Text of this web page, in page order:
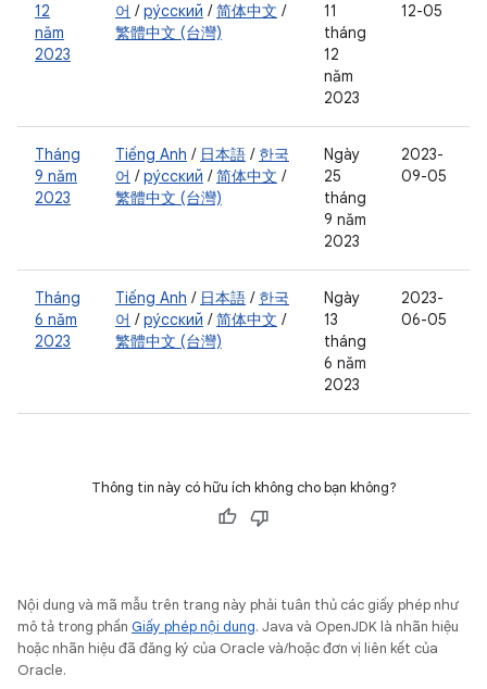
12
năm
2023
어 /ру́сский /简体中文 /
繁體中文 (台灣)
11
tháng
12
năm
2023
12-05
Tháng
9 năm
2023
Tiếng Anh / 日本語 / 한국
어 /ру́сский /简体中文 /
繁體中文 (台灣)
Ngày
25
tháng
9 năm
2023
2023-
09-05
Tháng
6 năm
2023
Tiếng Anh / 日本語 / 한국
어 /ру́сский /简体中文 /
繁體中文 (台灣)
Ngày
13
tháng
6 năm
2023
2023-
06-05
Thông tin này có hữu ích không cho bạn không?
Nội dung và mã mẫu trên trang này phải tuân thủ các giấy phép như
mô tả trong phần Giấy phép nội dung. Java và OpenJDK là nhãn hiệu
hoặc nhãn hiệu đã đăng ký của Oracle và/hoặc đơn vị liên kết của
Oracle.